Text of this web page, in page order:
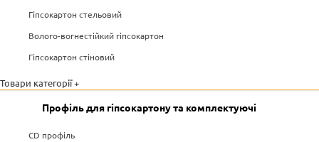
Гіпсокартон стельовий
Волого-вогнестійкий гіпсокартон
Гіпсокартон стіновий
Товари категорії +
Профіль для гіпсокартону та комплектуючі
CD профіль